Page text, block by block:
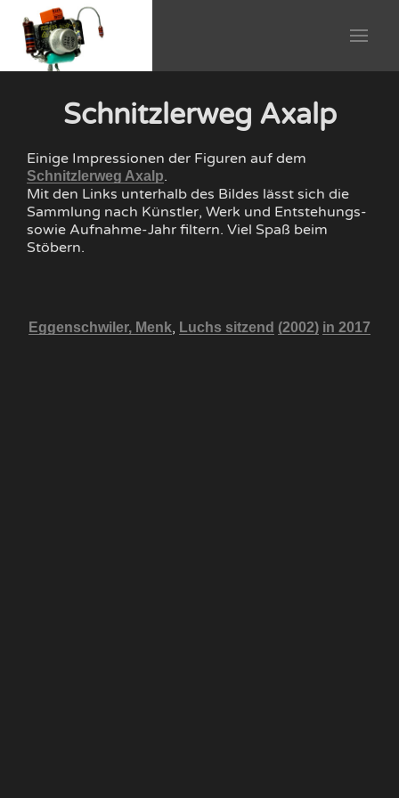
Schnitzlerweg Axalp
Einige Impressionen der Figuren auf dem
Schnitzlerweg Axalp.
Mit den Links unterhalb des Bildes lässt sich die
Sammlung nach Künstler, Werk und Entstehungs-
sowie Aufnahme-Jahr filtern. Viel Spaß beim
Stöbern.
Eggenschwiler, Menk, Luchs sitzend (2002) in 2017